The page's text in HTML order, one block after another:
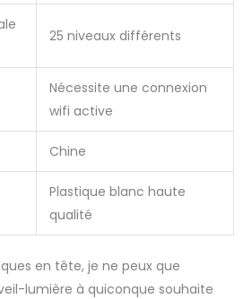
25 niveaux différents
Nécessite une connexion
wifi active
Chine
Plastique blanc haute
qualité
en tête, je ne peux que
lumière à quiconque souhaite